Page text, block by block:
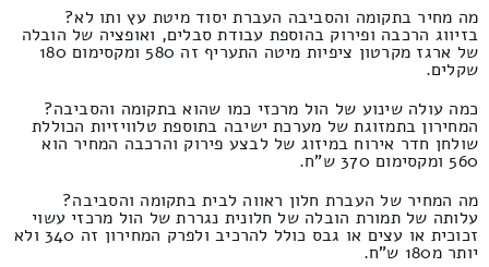
מה מחיר בתקומה והסביבה העברת יסוד מיטת עץ ותו לא?
בזיווג הרכבה ופירוק בהוספת עבודת סבלים, ואופציה של הובלה
של ארגז מקרטון ציפיות מיטה התעריף זה 580 ומקסימום 180
שקלים.
כמה עולה שינוע של הול מרכזי כמו שהוא בתקומה והסביבה?
המחירון בתמזוגת של מערכת ישיבה בתוספת טלוויזיות הכוללת
שולחן חדר אירוח במיזוג של לבצע פירוק והרכבה המחיר הוא
560 ומקסימום 370 ש"ח.
מה המחיר של העברת חלון ראווה לבית בתקומה והסביבה?
עלותה של תמורת הובלה של חלונית נגררת של הול מרכזי עשוי
זכוכית או עצים או גבס כולל להרכיב ולפרק המחירון זה 340 ולא
יותר מ180 ש"ח.